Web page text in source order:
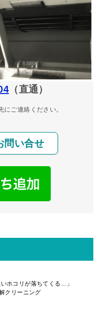
（直通）
にご連絡ください。
問い合せ
ホコリが落ちてくる…」
クリーニング